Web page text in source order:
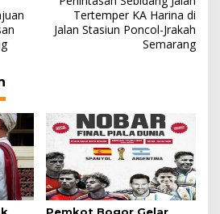
Tertemper KA Harina di
Jalan Stasiun Poncol-Jrakah
Semarang
Pemkot Bogor Gelar